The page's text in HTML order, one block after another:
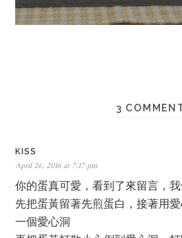
3
KISS
April 26, 2016 at 7:17 pm
你的蛋真可愛，看到了來留言，
先把蛋黃留著先煎蛋白，接著用
一個愛心洞